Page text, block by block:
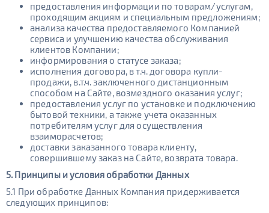
предоставления информации по товарам/услугам,
проходящим акциям и специальным предложениям;
анализа качества предоставляемого Компанией
сервиса и улучшению качества обслуживания
клиентов Компании;
информирования о статусе заказа;
исполнения договора, в т.ч. договора купли-
продажи, в.т.ч. заключенного дистанционным
способом на Сайте, возмездного оказания услуг;
предоставления услуг по установке и подключению
бытовой техники, а также учета оказанных
потребителям услуг для осуществления
взаиморасчетов;
доставки заказанного товара клиенту,
совершившему заказ на Сайте, возврата товара.
5. Принципы и условия обработки Данных
5.1 При обработке Данных Компания придерживается
следующих принципов: